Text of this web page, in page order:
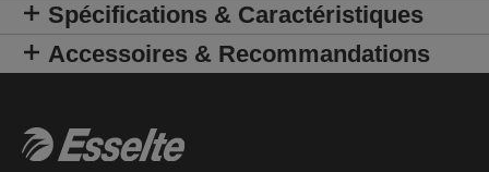
Spécifications & Caractéristiques
Accessoires & Recommandations